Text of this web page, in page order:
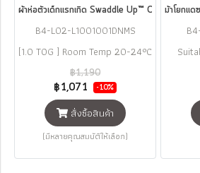
ผ้าห่อตัวเด็กแรกเกิด Swaddle Up™ Original
B4-L02-L1001001DNMS
[1.0 TOG ] Room Temp 20-24°C
฿1,190
฿1,071 -10%
สั่งซื้อสินค้า
(มีหลายคุณสมบัติให้เลือก)
ม้าโยกแ